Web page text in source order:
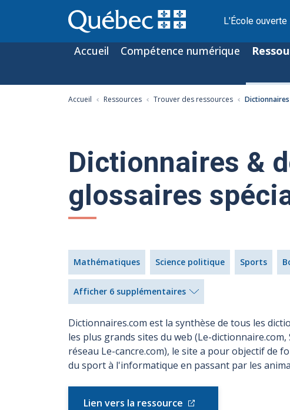
L'École ouverte
Accueil Compétence numérique
Accueil Ressources Trouver des ressources
Dictionnaires &
glossaires
Mathématiques Science politique Sports
Afficher 6 supplémentaires
Dictionnaires.com est la synthèse de tous les
les plus grands sites du web (Le-
réseau Le-cancre.com), le site a pour objectif de
du sport à l'informatique en passant par les
Lien vers la ressource